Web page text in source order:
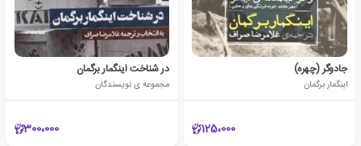
جادوگر (چهره)
اینگمار برگمان
125،000
در شناخت اینگمار برگمان
مجموعه ی نویسندگان
300،000